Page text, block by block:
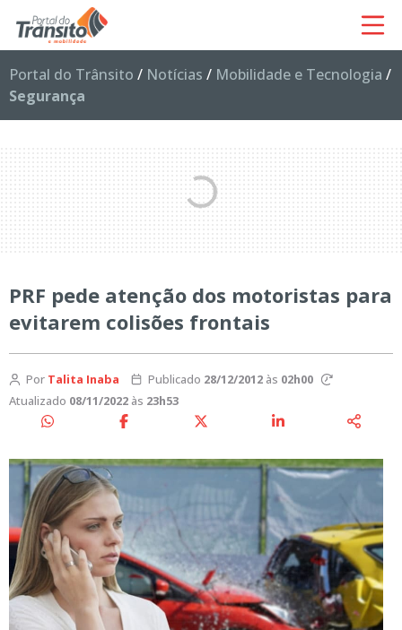
Portal do Trânsito / Notícias / Mobilidade e Tecnologia /
Segurança
PRF pede atenção dos motoristas para
evitarem colisões frontais
Por Talita Inaba Publicado 28/12/2012às 02h00
Atualizado 08/11/2022 às 23h53